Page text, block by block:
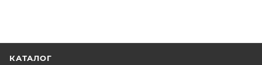
КАТАЛОГ